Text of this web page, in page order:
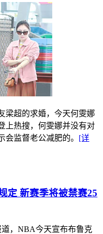
梁超的求婚，今天何雯娜
上热搜，何雯娜并没有对
会监督老公减肥的。 [详
定 新赛季将被禁赛25
，NBA今天宣布布鲁克